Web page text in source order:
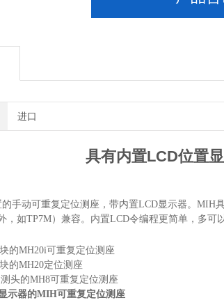
进口
具有内置LCD位置
的手动可重复定位测座，带内置LCD显示器。
，如TP7M）兼容。内置LCD令编程更简单，多可
的MH20i可重复定位测座
的MH20定位测座
头的MH8可重复定位测座
示器的MIH可重复定位测座